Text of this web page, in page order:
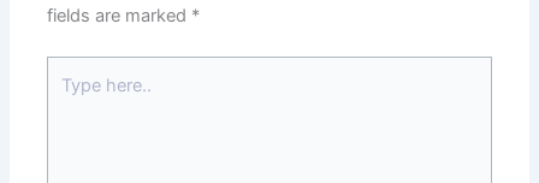
fields are marked *
here..